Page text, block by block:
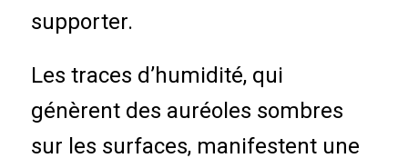
supporter.
Les traces d’humidité, qui
génèrent des auréoles sombres
sur les surfaces, manifestent une